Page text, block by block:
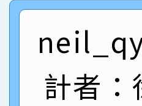
名
倩參加桃
名 指導
賀！本校
園市英語
賀！本校
計者